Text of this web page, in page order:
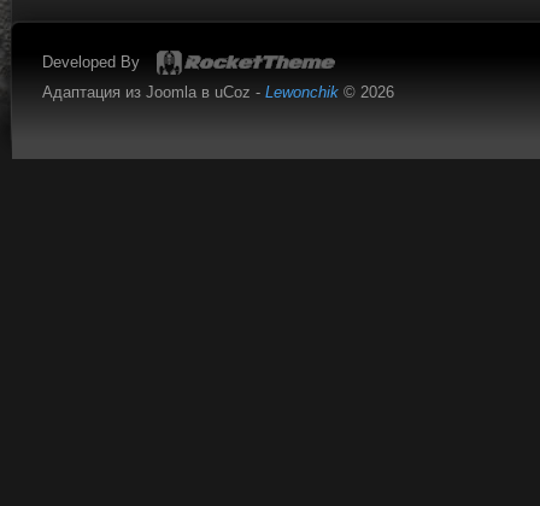
Developed By
Адаптация из Joomla в uCoz - Lewonchik © 2026